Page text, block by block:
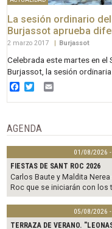
La sesión ordinario
Burjassot aprueba
2 marzo 2017 | Burjassot
Celebrada este martes en el
Burjassot, la sesión
Facebook
Twitter
AGENDA
01/08/2026
FIESTAS DE SANT ROC 2026
Carlos Baute y Maldita
Roc que se iniciarán con los
05/08/2026
TERRAZA DE VERANO.